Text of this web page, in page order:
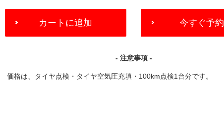
ADD
CART
カートに追加 今すぐ予約
- 注意事項 -
価格は、タイヤ点検・タイヤ空気圧充填・100km点検1台分です。